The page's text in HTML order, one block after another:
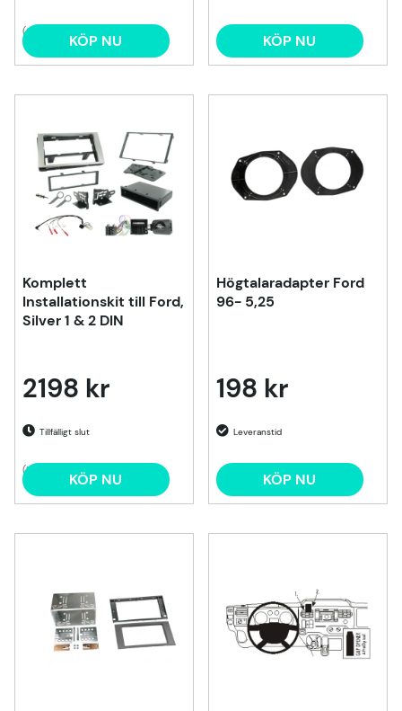
(2) KÖP NU KÖP NU
Komplett
Installationskit till Ford,
Silver 1 & 2 DIN
2198 kr
Tillfälligt slut
(1) KÖP NU
Högtalaradapter Ford
96- 5,25
198 kr
KÖP NU